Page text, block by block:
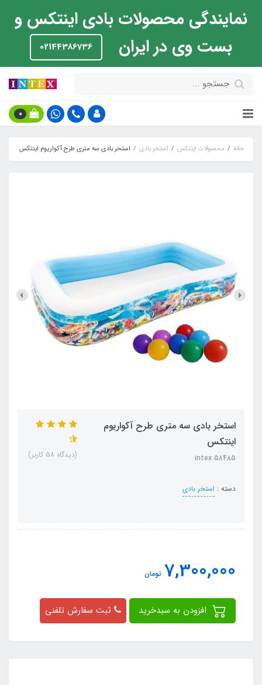
نمایندگی محصولات بادی اینتکس و
بست وی در ایران
02144386736
0
خانه محصولات اینتکس استخر بادی استخر بادی سه متری طرح آکواریوم اینتکس
استخر بادی سه متری طرح آکواریوم
اینتکس
intex 58485
دسته : استخر بادی
(دیدگاه 58 کاربر)
7,300,000 تومان
ثبت سفارش تلفنی